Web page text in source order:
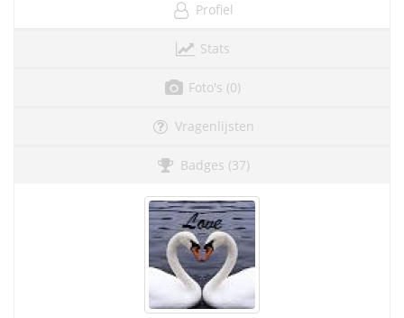
Profiel
Stats
Foto's (0)
Vragenlijsten
Badges (37)